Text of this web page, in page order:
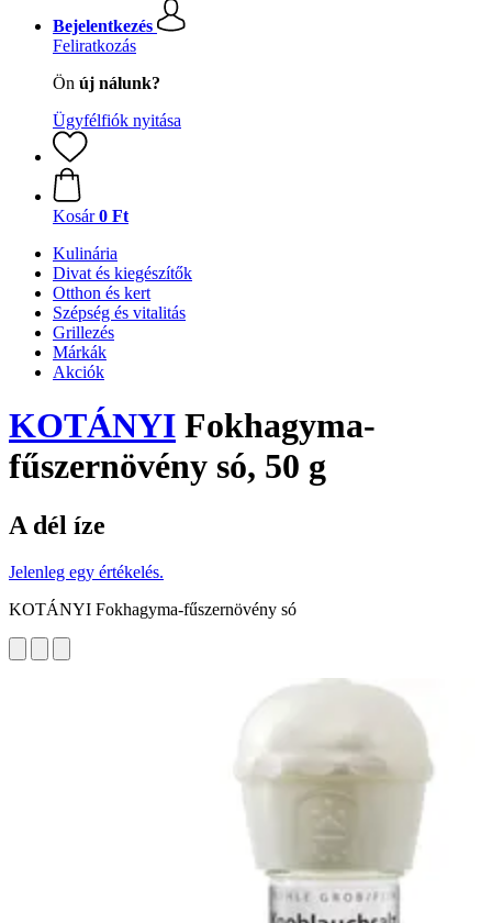
Bejelentkezés
Feliratkozás
Ön új nálunk?
Ügyfélfiók nyitása
Kosár 0 Ft
Kulinária
Divat és kiegészítők
Otthon és kert
Szépség és vitalitás
Grillezés
Márkák
Akciók
KOTÁNYI Fokhagyma-
fűszernövény só, 50 g
A dél íze
Jelenleg egy értékelés.
KOTÁNYI Fokhagyma-fűszernövény só